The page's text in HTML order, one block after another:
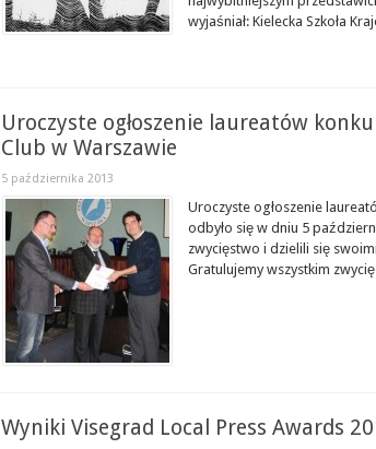
wyjaśniał: Kielecka Szkoła
Uroczyste ogłoszenie laureatów
Club w Warszawie
5 października 2013
Uroczyste ogłoszenie
odbyło się w dniu 5
zwycięstwo i dzielili się
Gratulujemy wszystkim
Wyniki Visegrad Local Press Awards